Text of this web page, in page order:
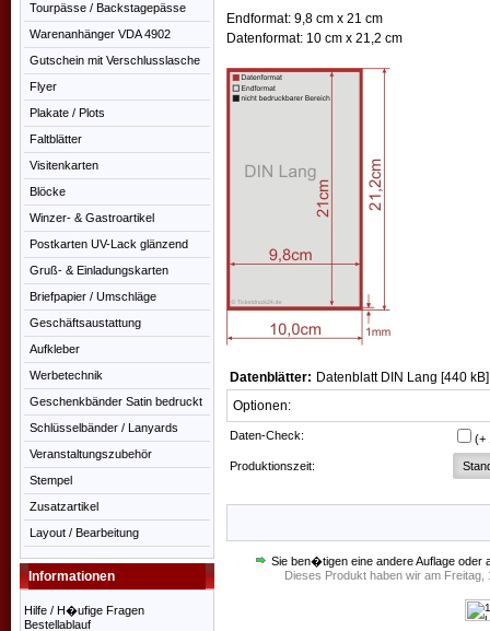
Tourpässe / Backstagepässe
Warenanhänger VDA 4902
Gutschein mit Verschlusslasche
Flyer
Plakate / Plots
Faltblätter
Visitenkarten
Blöcke
Winzer- & Gastroartikel
Postkarten UV-Lack glänzend
Gruß- & Einladungskarten
Briefpapier / Umschläge
Geschäftsaustattung
Aufkleber
Werbetechnik
Geschenkbänder Satin bedruckt
Schlüsselbänder / Lanyards
Veranstaltungszubehör
Stempel
Zusatzartikel
Layout / Bearbeitung
Informationen
Hilfe / H�ufige Fragen
Bestellablauf
Endformat: 9,8 cm x 21 cm
Datenformat: 10 cm x 21,2 cm
Datenblätter: Datenblatt DIN Lang [440
Optionen:
Daten-Check: (+
Produktionszeit:
Sie ben�tigen eine andere Auflage
Dieses Produkt haben wir am